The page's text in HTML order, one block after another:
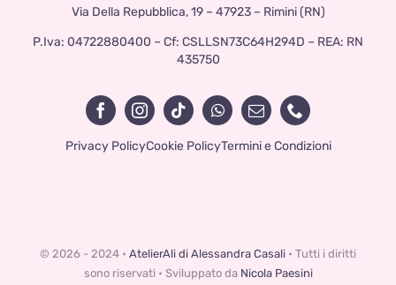
Via Della Repubblica, 19 – 47923 – Rimini (RN)
P.Iva: 04722880400 – Cf: CSLLSN73C64H294D – REA: RN
435750
Privacy PolicyCookie PolicyTermini e Condizioni
© 2026 - 2024 • AtelierAli di Alessandra Casali • Tutti i diritti
sono riservati • Sviluppato da Nicola Paesini